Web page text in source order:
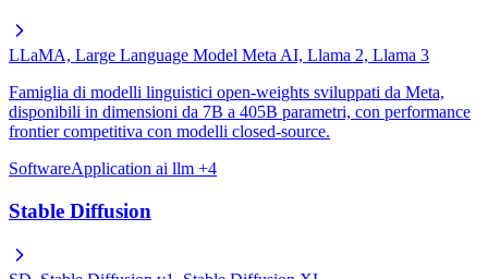
LLaMA, Large Language Model Meta AI, Llama 2, Llama 3
Famiglia di modelli linguistici open-weights sviluppati da Meta,
disponibili in dimensioni da 7B a 405B parametri, con performance
frontier competitiva con modelli closed-source.
SoftwareApplication ai llm +4
Stable Diffusion